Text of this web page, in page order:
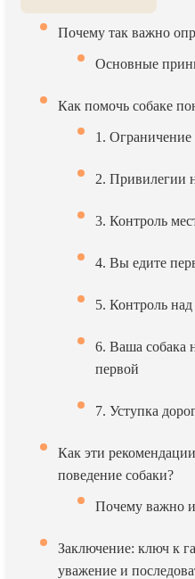
Почему так важно
Основные
Как помочь собаке
1.
2. Привилегии
3. Контроль
4. Вы едите
5. Контроль
6. Ваша собака
первой
7. Уступка
Как эти
поведение собаки?
Почему важно
Заключение: ключ к
уважение и